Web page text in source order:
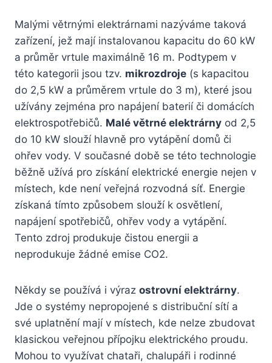
Malými větrnými elektrárnami nazýváme taková
zařízení, jež mají instalovanou kapacitu do 60 kW
a průměr vrtule maximálně 16 m. Podtypem v
této kategorii jsou tzv. mikrozdroje (s kapacitou
do 2,5 kW a průměrem vrtule do 3 m), které jsou
užívány zejména pro napájení baterií či domácích
elektrospotřebičů. Malé větrné elektrárny od 2,5
do 10 kW slouží hlavně pro vytápění domů či
ohřev vody. V současné době se této technologie
běžně užívá pro získání elektrické energie nejen v
místech, kde není veřejná rozvodná síť. Energie
získaná tímto způsobem slouží k osvětlení,
napájení spotřebičů, ohřev vody a vytápění.
Tento zdroj produkuje čistou energii a
neprodukuje žádné emise CO2.
Někdy se používá i výraz ostrovní elektrárny.
Jde o systémy nepropojené s distribuční sítí a
své uplatnění mají v místech, kde nelze zbudovat
klasickou veřejnou přípojku elektrického proudu.
Mohou to využívat chataři, chalupáři i rodinné